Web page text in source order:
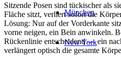
München
New York
Sitzende Posen sind tückischer als
Fläche sitzt, verliert sofort die
Lösung: Nur auf der Vorderkante
vorne neigen, ein Bein anwinkeln.
Rückenlinie entscheidend — ein
verlängert optisch die gesamte